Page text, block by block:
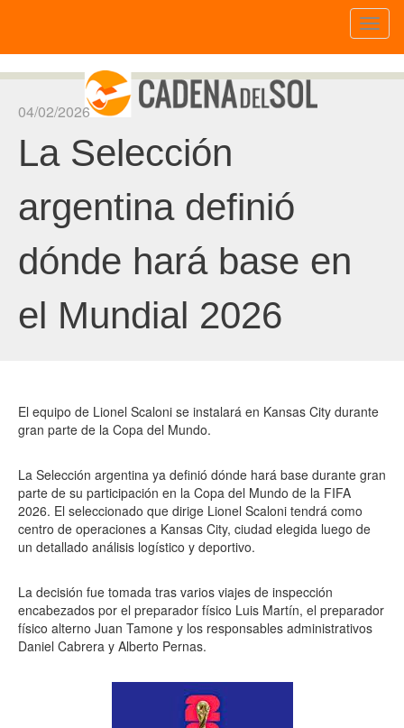
04/02/2026
La Selección
argentina definió
dónde hará base en
el Mundial 2026
El equipo de Lionel Scaloni se instalará en Kansas City durante
gran parte de la Copa del Mundo.
La Selección argentina ya definió dónde hará base durante gran
parte de su participación en la Copa del Mundo de la FIFA
2026. El seleccionado que dirige Lionel Scaloni tendrá como
centro de operaciones a Kansas City, ciudad elegida luego de
un detallado análisis logístico y deportivo.
La decisión fue tomada tras varios viajes de inspección
encabezados por el preparador físico Luis Martín, el preparador
físico alterno Juan Tamone y los responsables administrativos
Daniel Cabrera y Alberto Pernas.